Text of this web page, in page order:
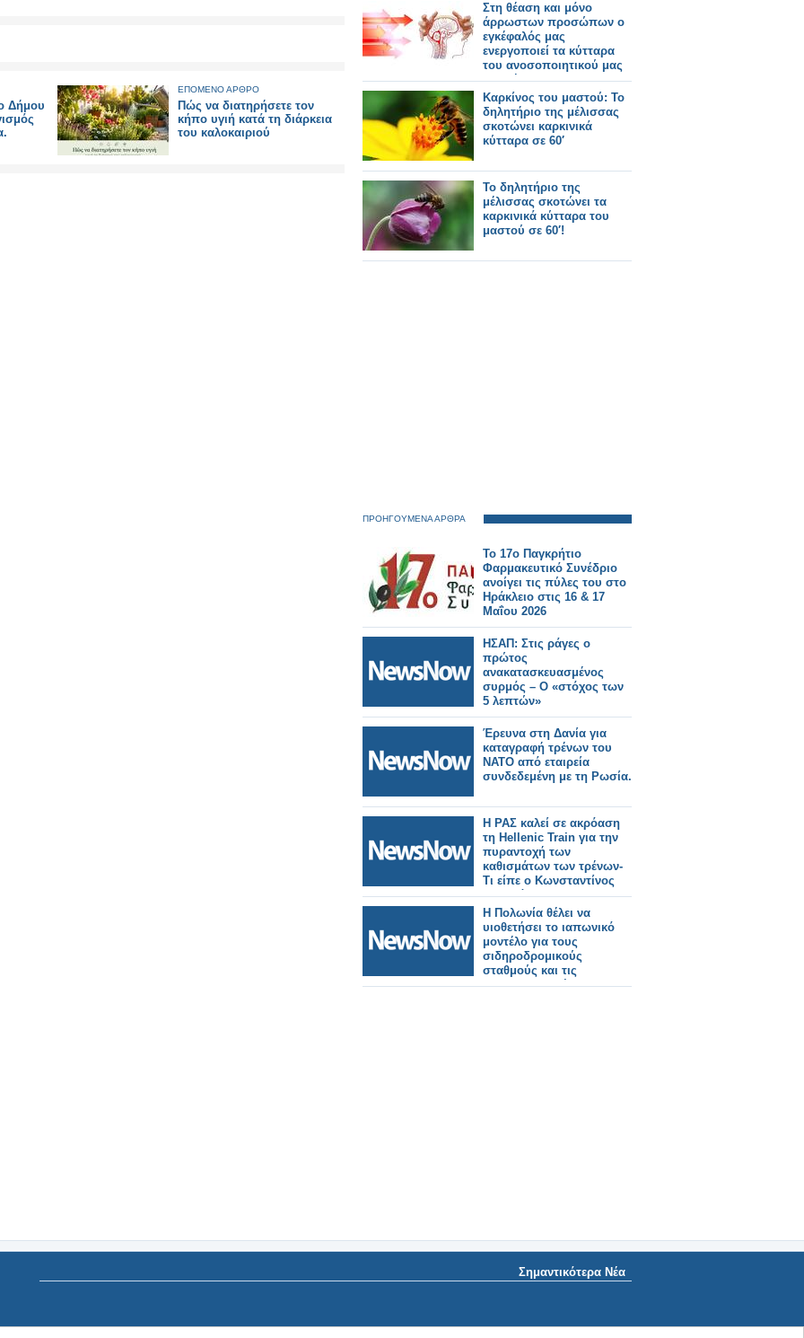
Δήμου
ΕΠΟΜΕΝΟ ΑΡΘΡΟ
Πώς να διατηρήσετε τον
κήπο υγιή κατά τη διάρκεια
του καλοκαιριού
Στη θέαση και μόνο
άρρωστων προσώπων ο
εγκέφαλός μας
ενεργοποιεί τα κύτταρα
του ανοσοποιητικού μας
συστήματος.
Καρκίνος του μαστού: Το
δηλητήριο της μέλισσας
σκοτώνει καρκινικά
κύτταρα σε 60′
Το δηλητήριο της
μέλισσας σκοτώνει τα
καρκινικά κύτταρα του
μαστού σε 60′!
ΠΡΟΗΓΟΥΜΕΝΑ ΑΡΘΡΑ
Το 17ο Παγκρήτιο
Φαρμακευτικό Συνέδριο
ανοίγει τις πύλες του στο
Ηράκλειο στις 16 & 17
Μαΐου 2026
ΗΣΑΠ: Στις ράγες ο
πρώτος
ανακατασκευασμένος
συρμός – Ο «στόχος των
5 λεπτών»
Έρευνα στη Δανία για
καταγραφή τρένων του
ΝΑΤΟ από εταιρεία
συνδεδεμένη με τη Ρωσία.
Η ΡΑΣ καλεί σε ακρόαση
τη Hellenic Train για την
πυραντοχή των
καθισμάτων των τρένων-
Τι είπε ο Κωνσταντίνος
Κυρανάκης.
Η Πολωνία θέλει να
υιοθετήσει το ιαπωνικό
μοντέλο για τους
σιδηροδρομικούς
σταθμούς και τις
σιδηροδρομικές
Σημαντικότερα Νέα